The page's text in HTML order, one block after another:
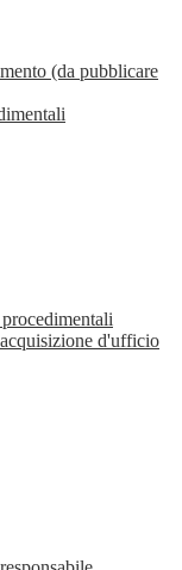
(da pubblicare
d'ufficio